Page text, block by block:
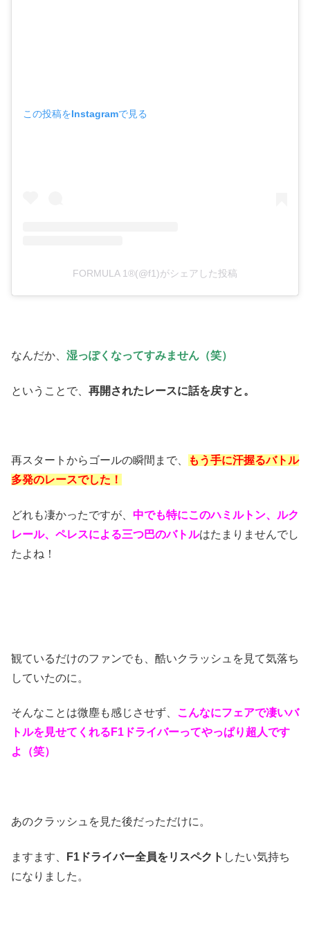
この投稿をInstagramで見る
FORMULA 1®(@f1)がシェアした投稿
なんだか、 湿っぽくなってすみません（笑）
ということで、 再開されたレースに話を戻すと。
再スタートからゴールの瞬間まで、
もう手に汗握るバトル
多発のレースでした！
どれも凄かったですが、 中でも特にこのハミルトン、ルク
レール、ペレスによる三つ巴のバトルはたまりませんでし
たよね！
観ているだけのファンでも、酷いクラッシュを見て気落ち
していたのに。
そんなことは微塵も感じさせず、 こんなにフェアで凄いバ
トルを見せてくれるF1ドライバーってやっぱり超人です
よ（笑）
あのクラッシュを見た後だっただけに。
ますます、 F1ドライバー全員をリスペクト したい気持ち
になりました。